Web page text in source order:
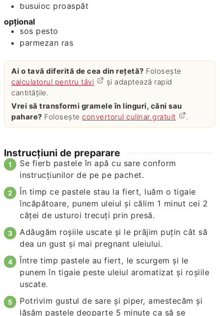
busuioc proaspăt
opţional
sos pesto
parmezan ras
Ai o tavă diferită de cea din rețetă? Folosește
calculatorul pentru tăvi
și adaptează rapid
cantitățile.
Vrei să transformi gramele în linguri, căni sau
pahare? Foloseșteconvertorul culinar gratuit .
Instrucțiuni de preparare
Se fierb pastele în apă cu sare conform
instrucţiunilor de pe pe pachet.
În timp ce pastele stau la fiert, luăm o tigaie
încăpătoare, punem uleiul şi călim 1 minut cei 2
căţei de usturoi trecuţi prin presă.
Adăugăm roşiile uscate şi le prăjim puţin cât să
dea un gust şi mai pregnant uleiului.
Între timp pastele au fiert, le scurgem şi le
punem în tigaie peste uleiul aromatizat şi roşiile
uscate.
Potrivim gustul de sare şi piper, amestecăm şi
lăsăm pastele deoparte 5 minute ca să se